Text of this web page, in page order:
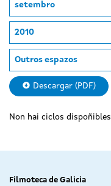
setembro
2010
Outros espazos
Descargar (PDF)
Non hai ciclos
Filmoteca de Galicia